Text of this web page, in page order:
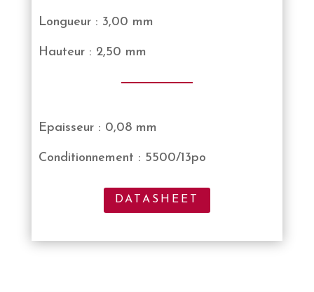
Longueur : 3,00 mm
Hauteur : 2,50 mm
Epaisseur : 0,08 mm
Conditionnement : 5500/13po
DATASHEET